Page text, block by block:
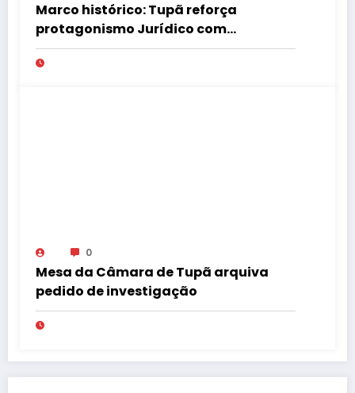
Marco histórico: Tupã reforça
protagonismo Jurídico com
Instalação de Nova Turma do
Tribunal de Ética da OAB
0
Mesa da Câmara de Tupã arquiva
pedido de investigação